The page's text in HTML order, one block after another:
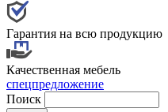
Гарантия на всю продукцию
Качественная мебель
спецпредложение
Поиск